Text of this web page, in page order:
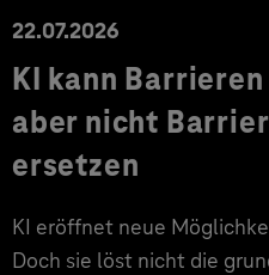
22.07.2026
KI kann
aber nicht
ersetzen
KI eröffnet neue
Doch sie löst nicht die